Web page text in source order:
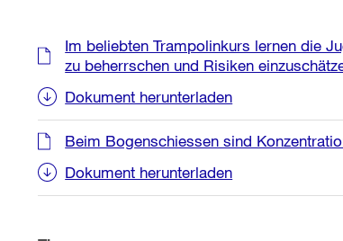
Weitere
Informationen
Im beliebten Trampolinkurs lernen die
zu beherrschen und Risiken
Dokument herunterladen
Beim Bogenschiessen sind
Dokument herunterladen